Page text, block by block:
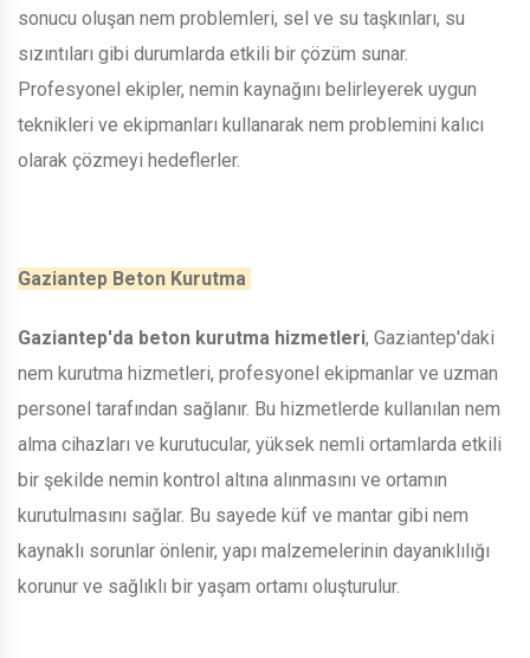
sonucu oluşan nem problemleri, sel ve su taşkınları, su
sızıntıları gibi durumlarda etkili bir çözüm sunar.
Profesyonel ekipler, nemin kaynağını belirleyerek uygun
teknikleri ve ekipmanları kullanarak nem problemini kalıcı
olarak çözmeyi hedeflerler.
Gaziantep Beton Kurutma
Gaziantep'da beton kurutma hizmetleri, Gaziantep'daki
nem kurutma hizmetleri, profesyonel ekipmanlar ve uzman
personel tarafından sağlanır. Bu hizmetlerde kullanılan nem
alma cihazları ve kurutucular, yüksek nemli ortamlarda etkili
bir şekilde nemin kontrol altına alınmasını ve ortamın
kurutulmasını sağlar. Bu sayede küf ve mantar gibi nem
kaynaklı sorunlar önlenir, yapı malzemelerinin dayanıklılığı
korunur ve sağlıklı bir yaşam ortamı oluşturulur.